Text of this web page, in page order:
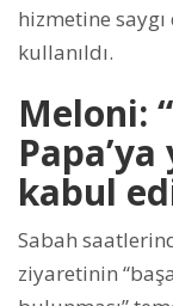
hizmetine
kullanıldı.
Meloni:
kabul
Sabah
ziyaretinin